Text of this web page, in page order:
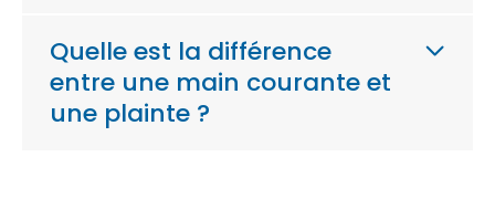
Quelle est la différence
entre une main courante et
une plainte ?